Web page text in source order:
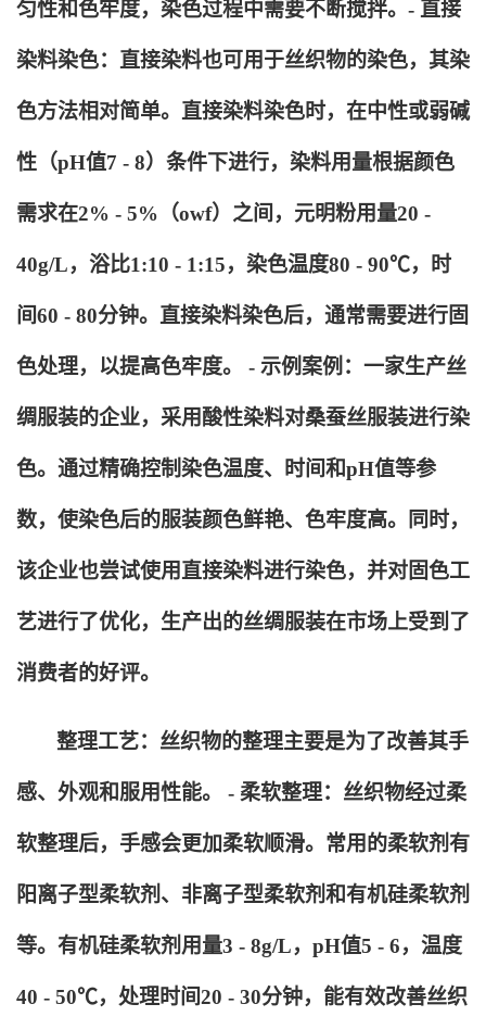
匀性和色牢度，染色过程中需要不断搅拌。- 直接
染料染色：直接染料也可用于丝织物的染色，其染
色方法相对简单。直接染料染色时，在中性或弱碱
性（pH值7 - 8）条件下进行，染料用量根据颜色
需求在2% - 5%（owf）之间，元明粉用量20 -
40g/L，浴比1:10 - 1:15，染色温度80 - 90℃，时
间60 - 80分钟。直接染料染色后，通常需要进行固
色处理，以提高色牢度。 - 示例案例：一家生产丝
绸服装的企业，采用酸性染料对桑蚕丝服装进行染
色。通过精确控制染色温度、时间和pH值等参
数，使染色后的服装颜色鲜艳、色牢度高。同时，
该企业也尝试使用直接染料进行染色，并对固色工
艺进行了优化，生产出的丝绸服装在市场上受到了
消费者的好评。
整理工艺：丝织物的整理主要是为了改善其手
感、外观和服用性能。 - 柔软整理：丝织物经过柔
软整理后，手感会更加柔软顺滑。常用的柔软剂有
阳离子型柔软剂、非离子型柔软剂和有机硅柔软剂
等。有机硅柔软剂用量3 - 8g/L，pH值5 - 6，温度
40 - 50℃，处理时间20 - 30分钟，能有效改善丝织